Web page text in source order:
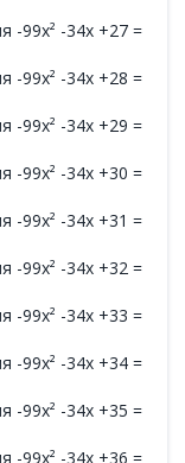
-99x² -34x +27 =
-99x² -34x +28 =
-99x² -34x +29 =
-99x² -34x +30 =
-99x² -34x +31 =
-99x² -34x +32 =
-99x² -34x +33 =
-99x² -34x +34 =
-99x² -34x +35 =
-99x² -34x +36 =